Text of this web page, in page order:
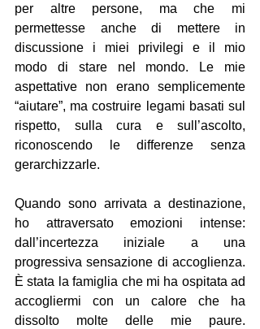
per altre persone, ma che mi
permettesse anche di mettere in
discussione i miei privilegi e il mio
modo di stare nel mondo. Le mie
aspettative non erano semplicemente
“aiutare”, ma costruire legami basati sul
rispetto, sulla cura e sull’ascolto,
riconoscendo le differenze senza
gerarchizzarle.
Quando sono arrivata a destinazione,
ho attraversato emozioni intense:
dall’incertezza iniziale a una
progressiva sensazione di accoglienza.
È stata la famiglia che mi ha ospitata ad
accogliermi con un calore che ha
dissolto molte delle mie paure.